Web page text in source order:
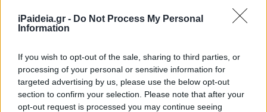
iPaideia.gr - Do Not Process My Personal
Information
If you wish to opt-out of the sale, sharing to third parties, or
processing of your personal or sensitive information for
targeted advertising by us, please use the below opt-out
section to confirm your selection. Please note that after your
opt-out request is processed you may continue seeing